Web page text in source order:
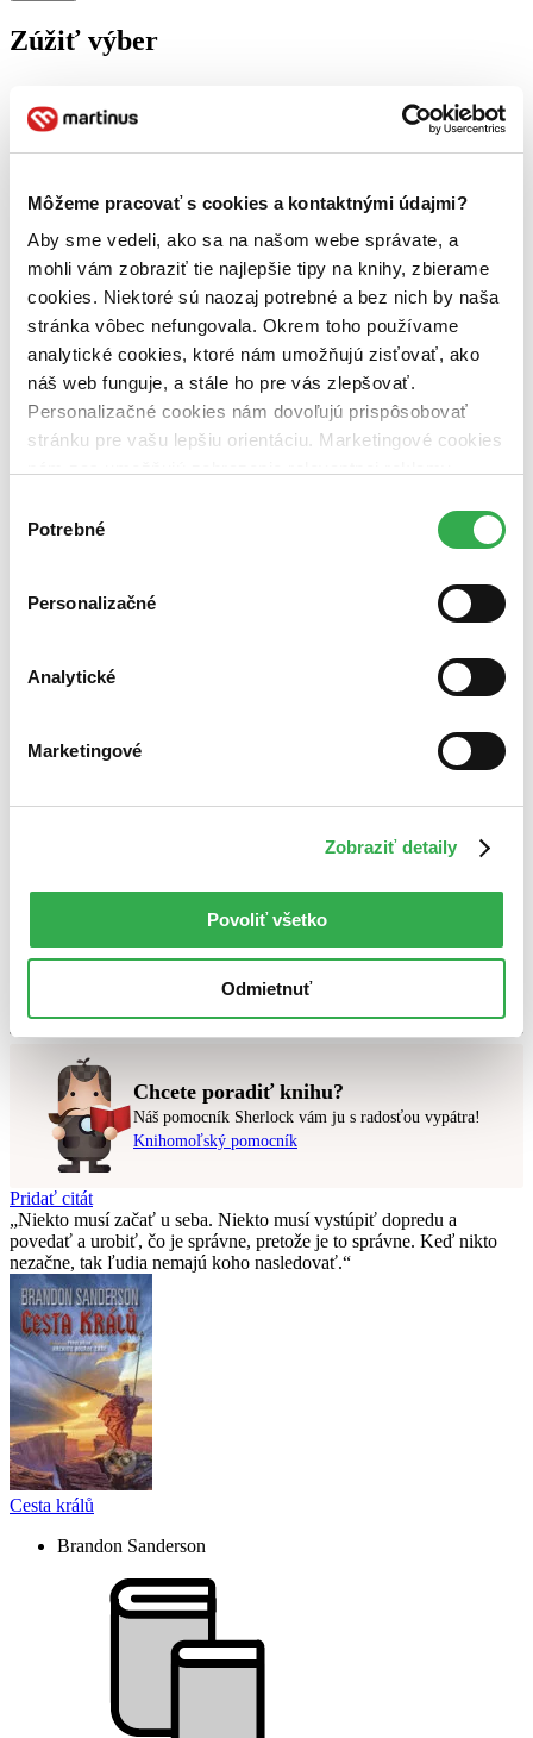
Môžeme pracovať s cookies a kontaktnými údajmi?
Aby sme vedeli, ako sa na našom webe správate, a
mohli vám zobraziť tie najlepšie tipy na knihy, zbierame
cookies. Niektoré sú naozaj potrebné a bez nich by naša
stránka vôbec nefungovala. Okrem toho používame
analytické cookies, ktoré nám umožňujú zisťovať, ako
náš web funguje, a stále ho pre vás zlepšovať.
Personalizačné cookies nám dovoľujú prispôsobovať
stránku pre vašu lepšiu orientáciu. Marketingové cookies
nám pomohlo, keby sme mohli používať všetky tieto
súhlasu
Potrebné
Personalizačné
Analytické
Marketingové
Zobraziť detaily
Povoliť všetko
Odmietnuť
Zúžiť výber
Zobraziť iba
novinky (0 titulov)novinky
na centrálnom sklade (0 titulov)na centrálnom sklade
predpredaj (0 titulov)predpredaj
pripravujeme (0 titulov) pripravujeme
dostupná (bez vypredaných) (0 titulov)dostupná (bez
vypredaných)
Nové / čítané
nová (0 titulov)nová
čítaná (0 titulov)čítaná
čítané verzie vypredaných kníh (0 titulov)
čítané verzie
Zúžiť výber
Bestsellery
Zrušiť filtre
Autor Jiří Balík
vyhovujúci zadaným podmienkam.
Skúste prosím zmeniť vyhľadávaný výraz.
Chcete poradiť knihu?
Náš pomocník Sherlock vám ju s radosťou vypátra!
Knihomoľský pomocník
Pridať citát
Niekto musí začať u seba. Niekto musí vystúpiť dopredu a
povedať a urobiť, čo je správne, pretože je to správne. Keď nikto
nezačne, tak ľudia nemajú koho nasledovať.
Cesta králů
Brandon Sanderson